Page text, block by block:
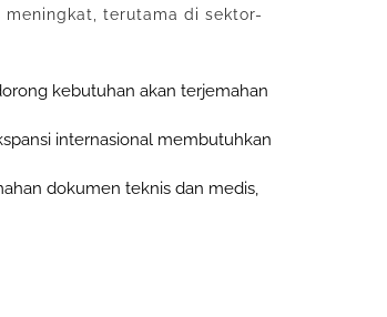
meningkat, terutama di sektor-
kebutuhan akan terjemahan
internasional membutuhkan
dokumen teknis dan medis,